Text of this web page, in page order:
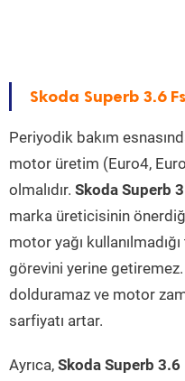
Skoda Superb 3.6
Periyodik bakım
motor üretim (Euro4,
olmalıdır. Skoda Superb
marka üreticisinin
motor yağı
görevini yerine
dolduramaz ve motor
sarfiyatı artar.
Ayrıca, Skoda Superb 3.6